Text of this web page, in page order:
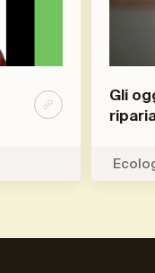
Gli